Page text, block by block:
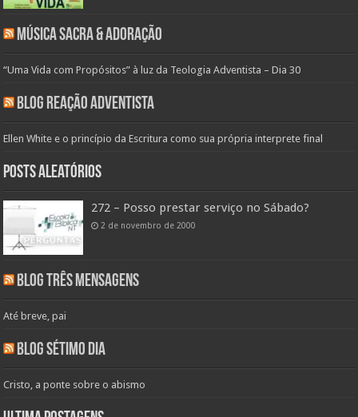
Música Sacra & Adoração
“Uma Vida com Propósitos” à luz da Teologia Adventista – Dia 30
Blog Reação Adventista
Ellen White e o princípio da Escritura como sua própria interprete final
Posts aleatórios
272 – Posso prestar serviço no Sábado?
2 de novembro de 2000
Blog Três Mensagens
Até breve, pai
Blog Sétimo Dia
Cristo, a ponte sobre o abismo